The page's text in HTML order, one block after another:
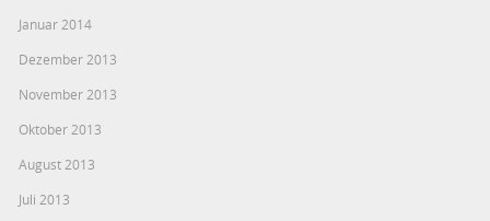
Januar 2014
Dezember 2013
November 2013
Oktober 2013
August 2013
Juli 2013